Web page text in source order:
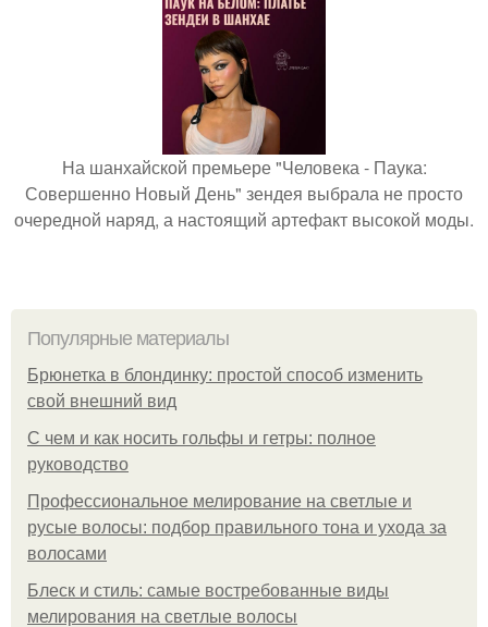
На шанхайской премьере "Человека - Паука:
Совершенно Новый День" зендея выбрала не просто
очередной наряд, а настоящий артефакт высокой моды.
Популярные материалы
Брюнетка в блондинку: простой способ изменить
свой внешний вид
С чем и как носить гольфы и гетры: полное
руководство
Профессиональное мелирование на светлые и
русые волосы: подбор правильного тона и ухода за
волосами
Блеск и стиль: самые востребованные виды
мелирования на светлые волосы